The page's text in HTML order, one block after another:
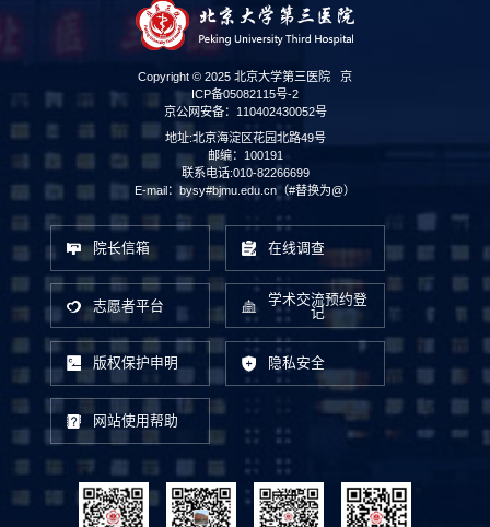
Copyright © 2025 北京大学第三医院 京
ICP备05082115号-2
京公网安备：110402430052号
地址:北京海淀区花园北路49号
邮编：100191
联系电话:010-82266699
E-mail：bysy#bjmu.edu.cn（#替换为@）
院长信箱 在线调查
志愿者平台
学术交流预约登
记
版权保护申明 隐私安全
网站使用帮助